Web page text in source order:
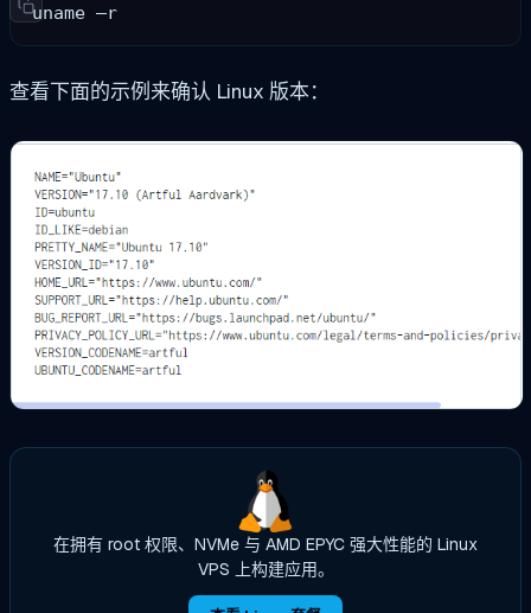
uname –r
查看下面的示例来确认 Linux 版本：
在拥有 root 权限、NVMe 与 AMD EPYC 强大性能的 Linux
VPS 上构建应用。